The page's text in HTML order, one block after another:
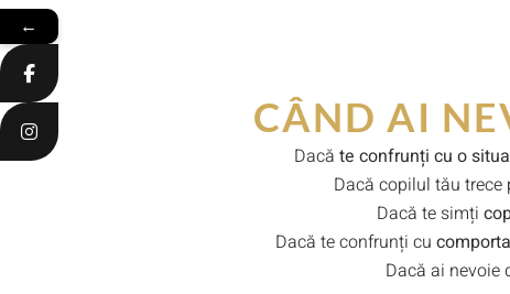
CÂND AI
Dacă te confrunți cu o
Dacă copilul tău trece
Dacă te simți
Dacă te confrunți cu
Dacă ai nevoie
←